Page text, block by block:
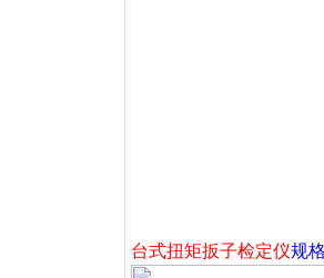
台式扭矩扳子检定仪规